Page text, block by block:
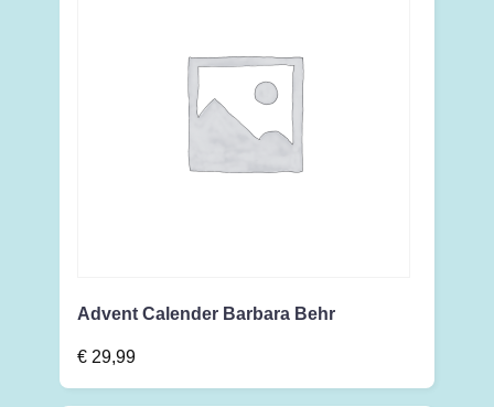
Advent Calender Barbara Behr
€ 29,99